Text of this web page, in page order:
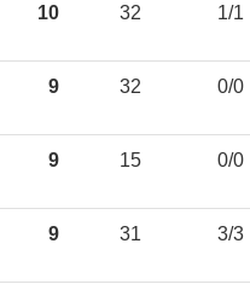
10 32 1/1
9 32 0/0
9 15 0/0
9 31 3/3